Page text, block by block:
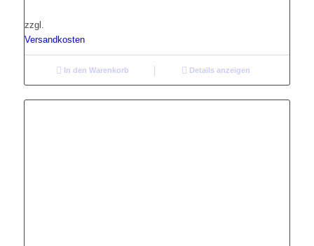
zzgl.
Versandkosten
In den Warenkorb Details anzeigen